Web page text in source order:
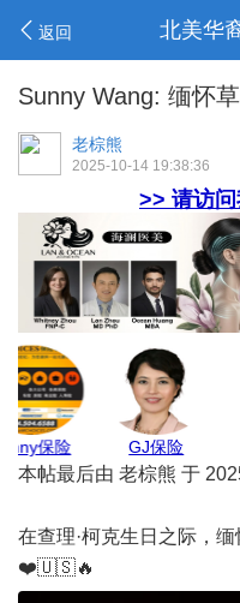
返回 北美华
Sunny Wang: 缅怀
老棕熊
2025-10-14 19:38:36
>> 请访
地毯王 Allen报关
本帖最后由 老棕熊 于
在查理·柯克生日之际，
❤️🇺🇸🔥